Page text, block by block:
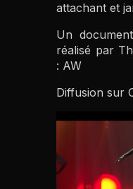
attachant et
Un
réalisé par
: AW
Diffusion sur